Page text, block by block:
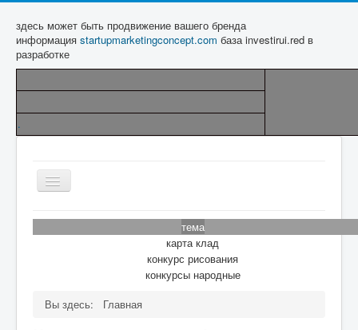
здесь может быть продвижение вашего бренда
информация startupmarketingconcept.com база investirui.red в
разработке
.
Включить/
выключить
Согласно
тема
карта клад
конкурс рисования
конкурсы народные
Вы здесь:
Главная